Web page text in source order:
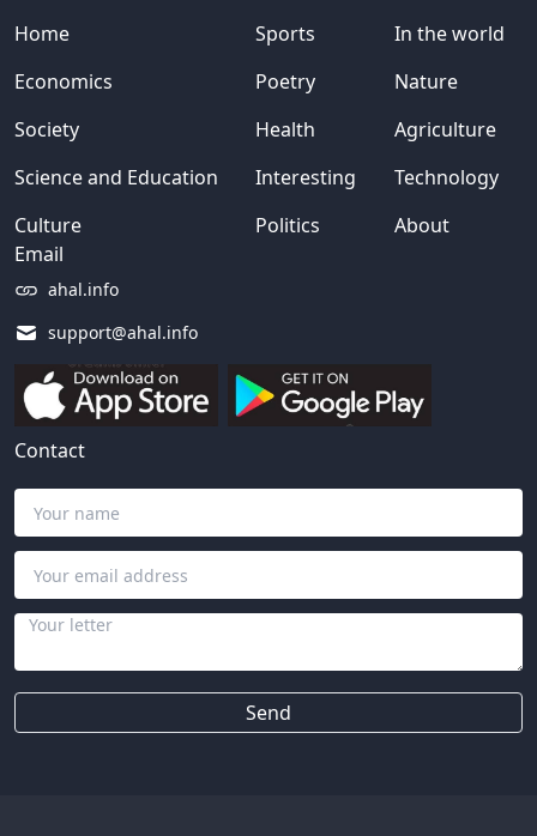
Email
ahal.info
support@ahal.info
Home
Economics
Society
Science and Education
Culture
Sports
Poetry
Health
Interesting
Politics
In the world
Nature
Agriculture
Technology
About
Contact
Send